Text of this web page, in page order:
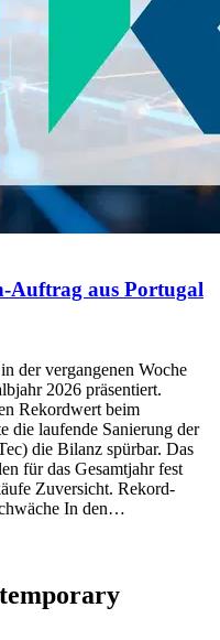
Auftrag aus Portugal
der vergangenen Woche
2026 präsentiert.
Rekordwert beim
die laufende Sanierung der
die Bilanz spürbar. Das
für das Gesamtjahr fest
Zuversicht. Rekord-
In den…